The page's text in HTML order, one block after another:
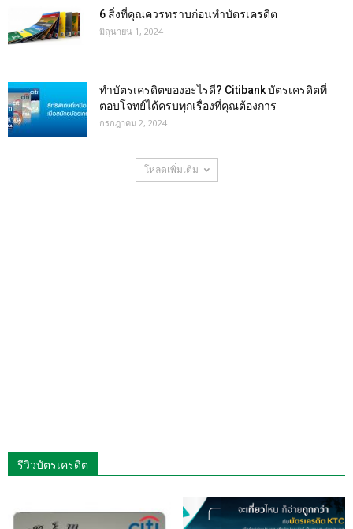
6 สิ่งที่คุณควรทราบก่อนทำบัตรเครดิต
มิถุนายน 1, 2024
ทำบัตรเครดิตของอะไรดี? Citibank บัตรเครดิตที่
ตอบโจทย์ได้ครบทุกเรื่องที่คุณต้องการ
กรกฎาคม 2, 2024
โหลดเพิ่มเติม
รีวิวบัตรเครดิต